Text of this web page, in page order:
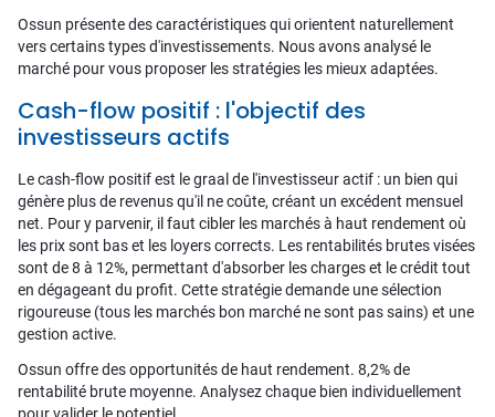
Ossun présente des caractéristiques qui orientent naturellement
vers certains types d'investissements. Nous avons analysé le
marché pour vous proposer les stratégies les mieux adaptées.
Cash-flow positif : l'objectif des
investisseurs actifs
Le cash-flow positif est le graal de l'investisseur actif : un bien qui
génère plus de revenus qu'il ne coûte, créant un excédent mensuel
net. Pour y parvenir, il faut cibler les marchés à haut rendement où
les prix sont bas et les loyers corrects. Les rentabilités brutes visées
sont de 8 à 12%, permettant d'absorber les charges et le crédit tout
en dégageant du profit. Cette stratégie demande une sélection
rigoureuse (tous les marchés bon marché ne sont pas sains) et une
gestion active.
Ossun offre des opportunités de haut rendement. 8,2% de
rentabilité brute moyenne. Analysez chaque bien individuellement
pour valider le potentiel.